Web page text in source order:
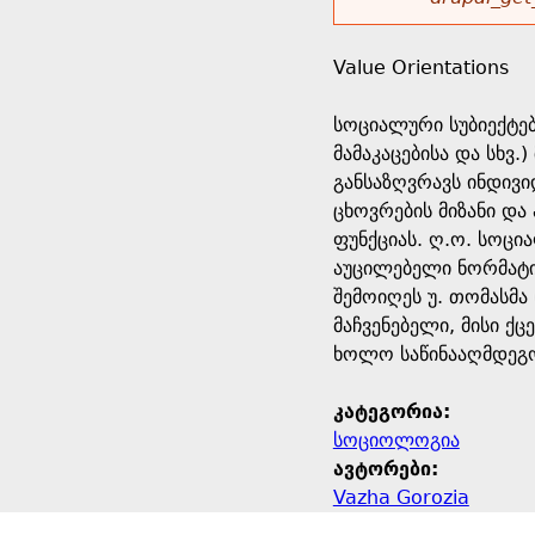
r
s
e
h
e
r
e
o
r
m
e
s
s
a
g
Value Orientations
სოციალური
მამაკაცებისა და
განსაზღვრავს
ცხოვრების მიზანი
ფუნქციას. ღ.ო.
აუცილებელი
შემოიღეს უ.
მაჩვენებელი, მისი
ხოლო
კატეგორია:
სოციოლოგია
ავტორები:
Vazha Gorozia